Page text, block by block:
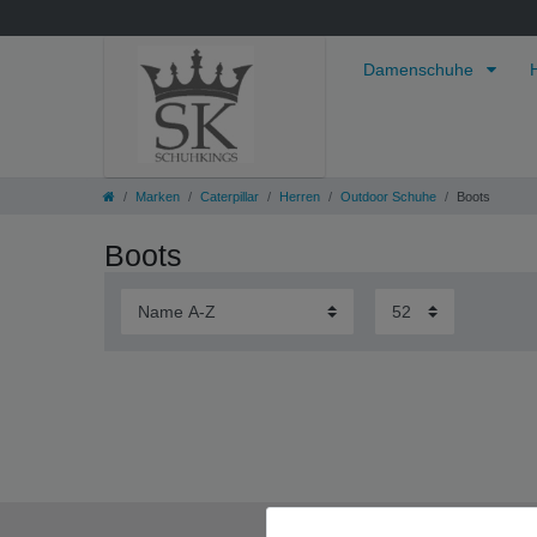
Damenschuhe
Marken Caterpillar Herren Outdoor Schuhe Boots
Boots